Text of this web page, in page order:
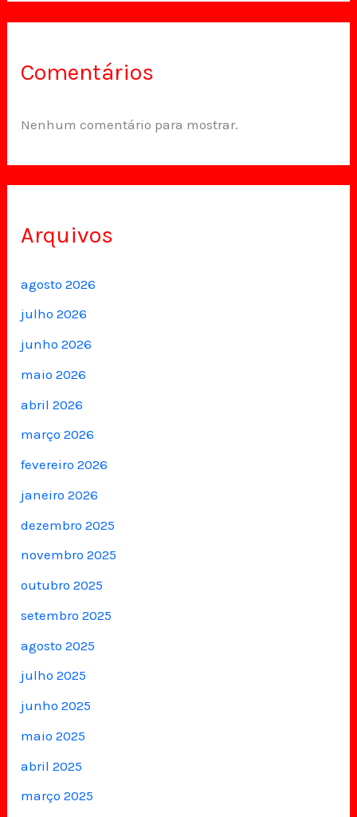
Comentários
Nenhum comentário para mostrar.
Arquivos
agosto 2026
julho 2026
junho 2026
maio 2026
abril 2026
março 2026
fevereiro 2026
janeiro 2026
dezembro 2025
novembro 2025
outubro 2025
setembro 2025
agosto 2025
julho 2025
junho 2025
maio 2025
abril 2025
março 2025